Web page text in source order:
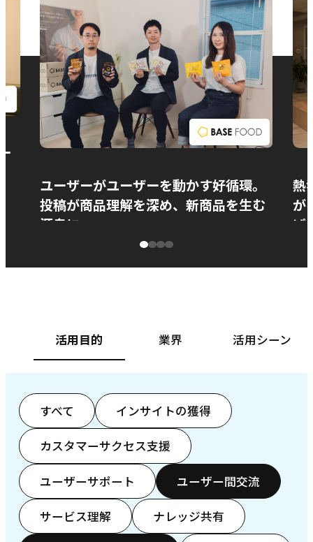
お問い合わせ
ユーザーがユーザーを動かす好循環。
投稿が商品理解を深め、新商品を生む
源泉に
熱
が
ぱ
活用目的 業界 活用シーン
すべて インサイトの獲得
カスタマーサクセス支援
ユーザーサポート ユーザー間交流
サービス理解 ナレッジ共有